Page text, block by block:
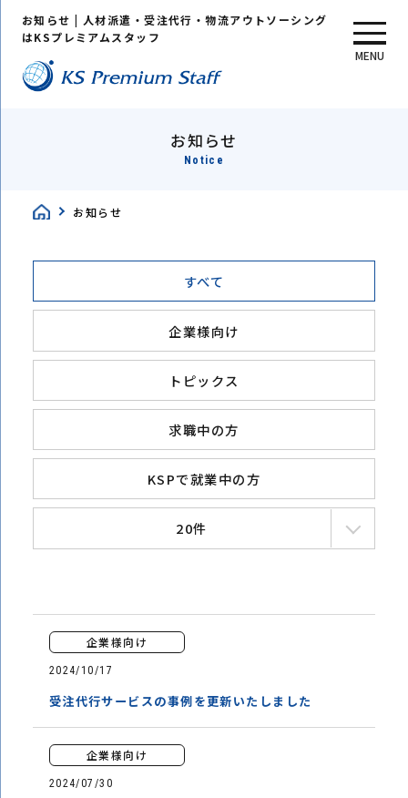
お知らせ | 人材派遣・受注代行・物流アウトソーシング
はKSプレミアムスタッフ
MENU
お知らせ
Notice
お知らせ
すべて
企業様向け
トピックス
求職中の方
KSPで就業中の方
20件
企業様向け
2024/10/17
受注代行サービスの事例を更新いたしました
企業様向け
2024/07/30